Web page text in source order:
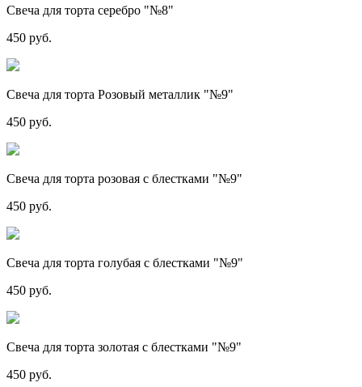
Свеча для торта серебро "№8"
450 руб.
Свеча для торта Розовый металлик "№9"
450 руб.
Свеча для торта розовая с блестками "№9"
450 руб.
Свеча для торта голубая с блестками "№9"
450 руб.
Свеча для торта золотая с блестками "№9"
450 руб.